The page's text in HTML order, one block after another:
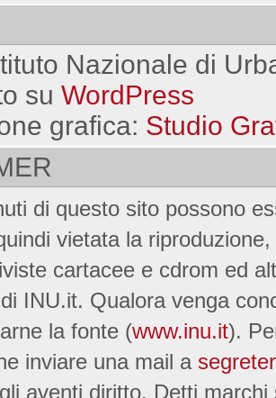
Nazionale di
su WordPress
grafica: Studio
di questo sito possono
vietata la
cartacee e cdrom ed
INU.it. Qualora venga
la fonte (www.inu.it).
inviare una mail a
aventi diritto. Detti